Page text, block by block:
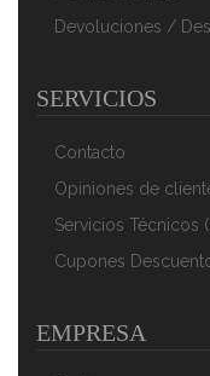
Funciones, Calienta
Devoluciones /
SERVICIOS
Contacto
Opiniones de
Servicios Técnicos
Cupones
EMPRESA